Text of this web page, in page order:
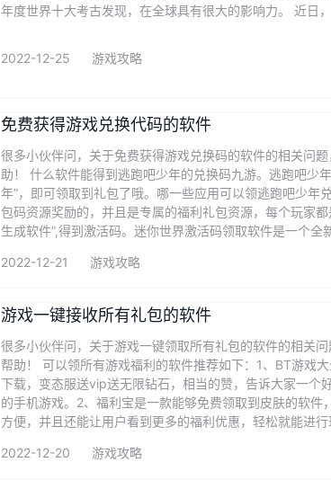
年度世界十大考古发现，在全球具有很大的影响力。 近
2022-12-25 游戏攻略
免费获得游戏兑换代码的软件
很多小伙伴问，关于免费获得游戏兑换码的软件的相关问
助！ 什么软件能得到逃跑吧少年的兑换码九游。逃跑吧少
年”，即可领取到礼包了哦。哪一些应用可以领逃跑吧少
包码资源奖励的，并且是专属的福利礼包资源，每个玩家
生成软件”,得到激活码。迷你世界激活码领取软件是一个全
2022-12-21 游戏攻略
游戏一键接收所有礼包的软件
很多小伙伴问，关于游戏一键领取所有礼包的软件的相关
帮助！ 可以领所有游戏福利的软件推荐如下：1、BT游戏
下载，变态服送vip送无限钻石，相当的赞，告诉大家一个
的手机游戏。2、福利宝是一款能够免费领取到皮肤的软
方便，并且还能让用户看到更多的福利优惠，轻松就能进行
2022-12-20 游戏攻略